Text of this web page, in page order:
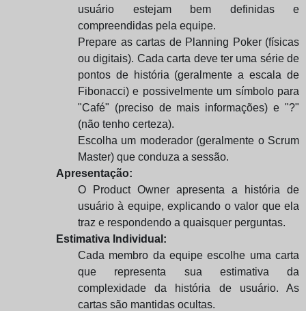
usuário estejam bem definidas e
compreendidas pela equipe.
Prepare as cartas de Planning Poker (físicas
ou digitais). Cada carta deve ter uma série de
pontos de história (geralmente a escala de
Fibonacci) e possivelmente um símbolo para
"Café" (preciso de mais informações) e "?"
(não tenho certeza).
Escolha um moderador (geralmente o Scrum
Master) que conduza a sessão.
Apresentação:
O Product Owner apresenta a história de
usuário à equipe, explicando o valor que ela
traz e respondendo a quaisquer perguntas.
Estimativa Individual:
Cada membro da equipe escolhe uma carta
que representa sua estimativa da
complexidade da história de usuário. As
cartas são mantidas ocultas.